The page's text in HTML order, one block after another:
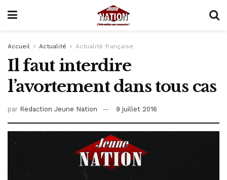
Accueil Actualité Actualité française
Il faut interdire
l’avortement dans tous cas
par Redaction Jeune Nation 9 juillet 2016